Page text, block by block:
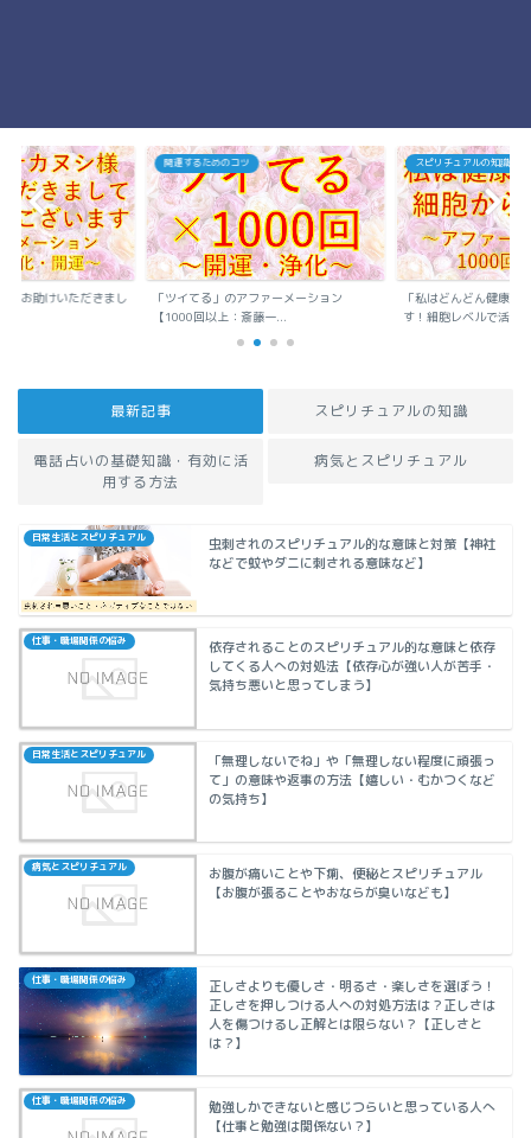
様お助けいただきまし
開運するためのコツ
「ツイてる」のアファーメーション
【1000回以上：斎藤一...
スピリチュアルの知識
「私はどんどん健康で
す！細胞レベルで活性...
最新記事 スピリチュアルの知識
電話占いの基礎知識・有効に活
用する方法
病気とスピリチュアル
日常生活とスピリチュアル
虫刺されのスピリチュアル的な意味と対策【神社
などで蚊やダニに刺される意味など】
仕事・職場関係の悩み
依存されることのスピリチュアル的な意味と依存
してくる人への対処法【依存心が強い人が苦手・
気持ち悪いと思ってしまう】
日常生活とスピリチュアル
「無理しないでね」や「無理しない程度に頑張っ
て」の意味や返事の方法【嬉しい・むかつくなど
の気持ち】
病気とスピリチュアル
お腹が痛いことや下痢、便秘とスピリチュアル
【お腹が張ることやおならが臭いなども】
仕事・職場関係の悩み
正しさよりも優しさ・明るさ・楽しさを選ぼう！
正しさを押しつける人への対処方法は？正しさは
人を傷つけるし正解とは限らない？【正しさと
は？】
仕事・職場関係の悩み
勉強しかできないと感じつらいと思っている人へ
【仕事と勉強は関係ない？】